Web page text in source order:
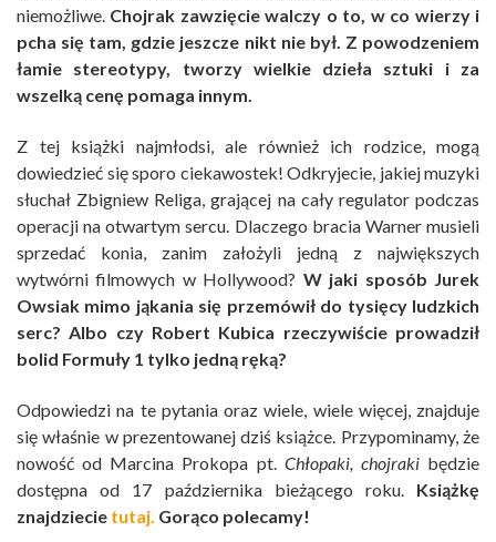
niemożliwe. Chojrak zawzięcie walczy o to, w co wierzy i
pcha się tam, gdzie jeszcze nikt nie był. Z powodzeniem
łamie stereotypy, tworzy wielkie dzieła sztuki i za
wszelką cenę pomaga innym.
Z tej książki najmłodsi, ale również ich rodzice, mogą
dowiedzieć się sporo ciekawostek! Odkryjecie, jakiej muzyki
słuchał Zbigniew Religa, grającej na cały regulator podczas
operacji na otwartym sercu. Dlaczego bracia Warner musieli
sprzedać konia, zanim założyli jedną z największych
wytwórni filmowych w Hollywood? W jaki sposób Jurek
Owsiak mimo jąkania się przemówił do tysięcy ludzkich
serc? Albo czy Robert Kubica rzeczywiście prowadził
bolid Formuły 1 tylko jedną ręką?
Odpowiedzi na te pytania oraz wiele, wiele więcej, znajduje
się właśnie w prezentowanej dziś książce. Przypominamy, że
nowość od Marcina Prokopa pt. Chłopaki, chojrakibędzie
dostępna od 17 października bieżącego roku. Książkę
znajdziecie tutaj. Gorąco polecamy!